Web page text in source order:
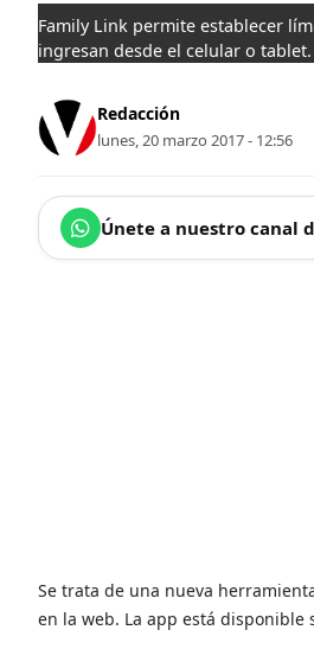
Family Link permite establecer
ingresan desde el celular o
Redacción
lunes, 20 marzo 2017 - 12:56
Únete a nuestro canal
Se trata de una nueva
en la web. La app está disponible